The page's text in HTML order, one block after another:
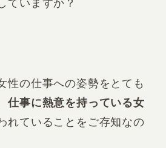
ていますか？
性の仕事への姿勢をとても
仕事に熱意を持っている女
れていることをご存知なの